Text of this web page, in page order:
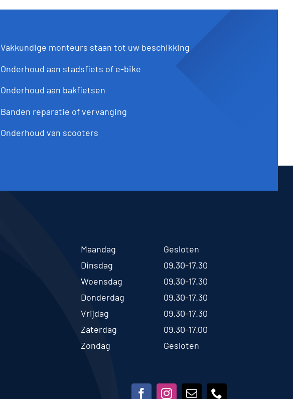
Vakkundige monteurs staan tot uw beschikking
Onderhoud aan stadsfiets of e-bike
Onderhoud aan bakfietsen
Banden reparatie of vervanging
Onderhoud van scooters
Maandag
Gesloten
Dinsdag
09.30-17.30
Woensdag
09.30-17.30
Donderdag
09.30-17.30
Vrijdag
09.30-17.30
Zaterdag
09.30-17.00
Zondag
Gesloten